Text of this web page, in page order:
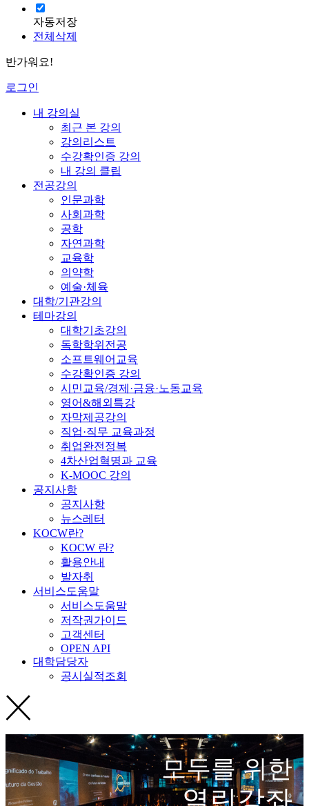
자동저장
전체삭제
반가워요!
로그인
내 강의실
최근 본 강의
강의리스트
수강확인증 강의
내 강의 클립
전공강의
인문과학
사회과학
공학
자연과학
교육학
의약학
예술·체육
대학/기관강의
테마강의
대학기초강의
독학학위전공
소프트웨어교육
수강확인증 강의
시민교육/경제·금융·노동교육
영어&해외특강
자막제공강의
직업·직무 교육과정
취업완전정복
4차산업혁명과 교육
K-MOOC 강의
공지사항
공지사항
뉴스레터
KOCW란?
KOCW 란?
활용안내
발자취
서비스도움말
서비스도움말
저작권가이드
고객센터
OPEN API
대학담당자
공시실적조회
모두를 위한